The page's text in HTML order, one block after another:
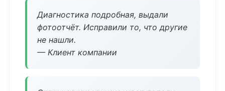
Диагностика подробная, выдали
фотоотчёт. Исправили то, что другие
не нашли.
— Клиент компании